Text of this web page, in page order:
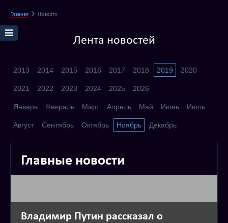
Главная Новости
Лента новостей
2013 2014 2015 2016 2017 2018 2019 2020
2021 2022 2023 2024 2025 2026
Январь Февраль Март Апрель Май Июнь Июль
Август Сентябрь Октябрь Ноябрь Декабрь
Главные новости
Владимир Путин рассказал о